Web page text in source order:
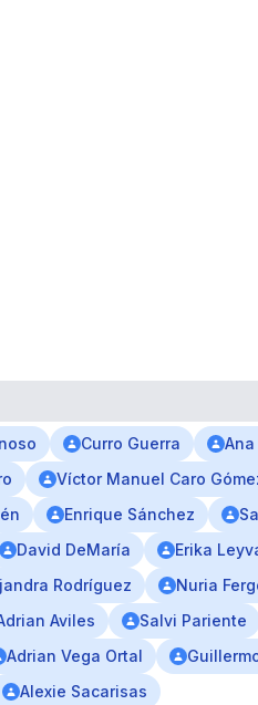
Curro Guerra
Víctor Manuel Caro
Enrique Sánchez
David DeMaría Erika
Rodríguez Nuria
Aviles Salvi Pariente
Adrian Vega Ortal
Alexie Sacarisas